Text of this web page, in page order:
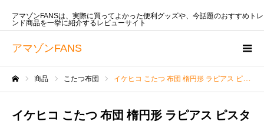
アマゾンFANS
アマゾンFANSは、実際に買ってよかった便利グッズや、今話題のおすすめトレ
ンド商品を一挙に紹介するレビューサイト
商品 こたつ布団 イケヒコ こたつ 布団 楕円形 ラピアス ピスタチオグリーン 約185×225cm楕円形 無地 やわらか ふかふか フェミニン #6842889
イケヒコ こたつ 布団 楕円形 ラピアス ピスタ